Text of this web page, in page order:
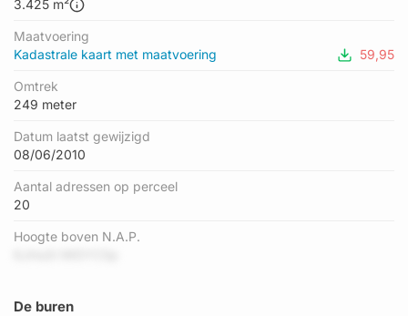
3.425 m²
Maatvoering
Kadastrale kaart met maatvoering
59,95
Omtrek
249 meter
Datum laatst gewijzigd
08/06/2010
Aantal adressen op perceel
20
Hoogte boven N.A.P.
De buren